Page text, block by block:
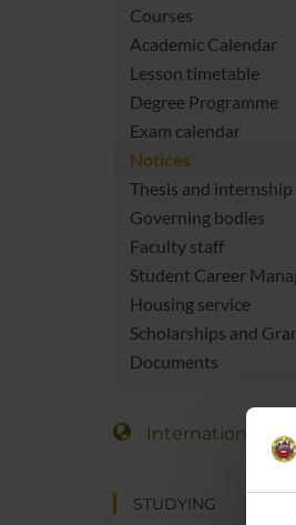
Courses
Academic Calendar
Lesson timetable
Degree Programme
Exam calendar
Notices
Thesis and
Governing bodies
Faculty staff
Student Career
Housing service
Scholarships and
Documents
International
STUDYING